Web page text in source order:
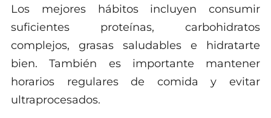
Los mejores hábitos incluyen consumir
suficientes proteínas, carbohidratos
complejos, grasas saludables e hidratarte
bien. También es importante mantener
horarios regulares de comida y evitar
ultraprocesados.